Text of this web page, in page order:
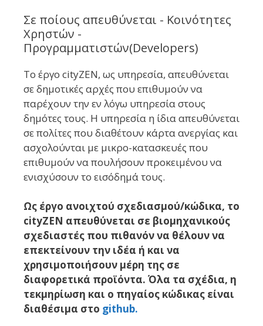
Σε ποίους απευθύνεται - Κοινότητες
Χρηστών -
Προγραμματιστών(Developers)
Το έργο cityZEN, ως υπηρεσία, απευθύνεται
σε δημοτικές αρχές που επιθυμούν να
παρέχουν την εν λόγω υπηρεσία στους
δημότες τους. Η υπηρεσία η ίδια απευθύνεται
σε πολίτες που διαθέτουν κάρτα ανεργίας και
ασχολούνται με μικρο-κατασκευές που
επιθυμούν να πουλήσουν προκειμένου να
ενισχύσουν το εισόδημά τους.
Ως έργο ανοιχτού σχεδιασμού/κώδικα, το
cityZEN απευθύνεται σε βιομηχανικούς
σχεδιαστές που πιθανόν να θέλουν να
επεκτείνουν την ιδέα ή και να
χρησιμοποιήσουν μέρη της σε
διαφορετικά προϊόντα. Όλα τα σχέδια, η
τεκμηρίωση και ο πηγαίος κώδικας είναι
διαθέσιμα στο github.